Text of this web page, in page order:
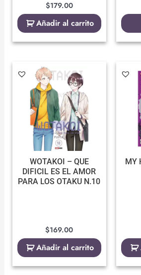
$179.00
Añadir al carrito
WOTAKOI – QUE
DIFICIL ES EL AMOR
PARA LOS OTAKU N.10
$169.00
Añadir al carrito
MY